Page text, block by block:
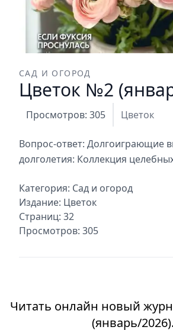
САД И ОГОРОД
Цветок №2
Просмотров: 305 Цветок
Вопрос-ответ: Долгоиграющие
долголетия: Коллекция
Категория: Сад и огород
Издание: Цветок
Страниц: 32
Просмотров: 305
Читать онлайн новый
(январь/2026).